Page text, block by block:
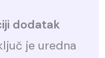
dodatak
je uredna